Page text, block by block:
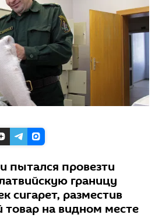
пытался провезти
границу
сигарет, разместив
товар на видном месте